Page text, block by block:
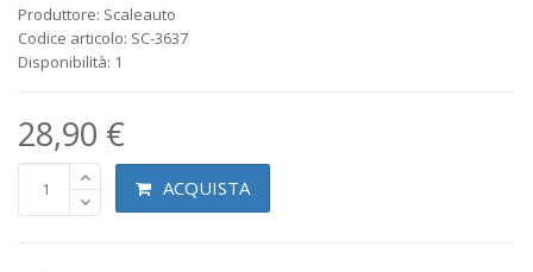
Produttore: Scaleauto
Codice articolo: SC-3637
Disponibilità: 1
28,90 €
ACQUISTA